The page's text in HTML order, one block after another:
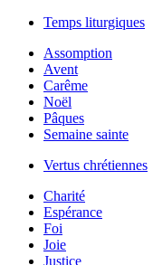
Temps liturgiques
Assomption
Avent
Carême
Noël
Pâques
Semaine sainte
Vertus chrétiennes
Charité
Espérance
Foi
Joie
Justice